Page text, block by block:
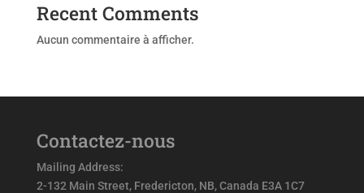
Recent Comments
Aucun commentaire à afficher.
Contactez-nous
Mailing Address:
2-132 Main Street, Fredericton, NB, Canada E3A 1C7